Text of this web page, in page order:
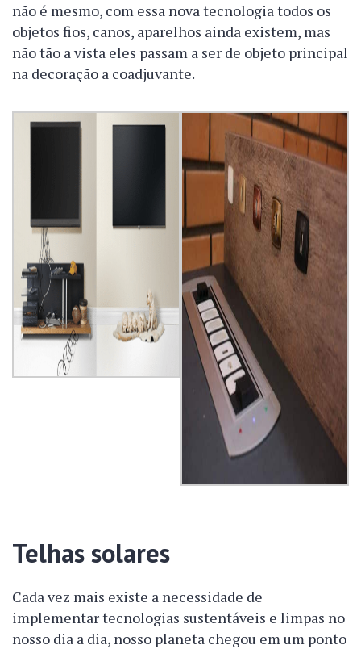
não é mesmo, com essa nova tecnologia todos os
objetos fios, canos, aparelhos ainda existem, mas
não tão a vista eles passam a ser de objeto principal
na decoração a coadjuvante.
Telhas solares
Cada vez mais existe a necessidade de
implementar tecnologias sustentáveis e limpas no
nosso dia a dia, nosso planeta chegou em um ponto